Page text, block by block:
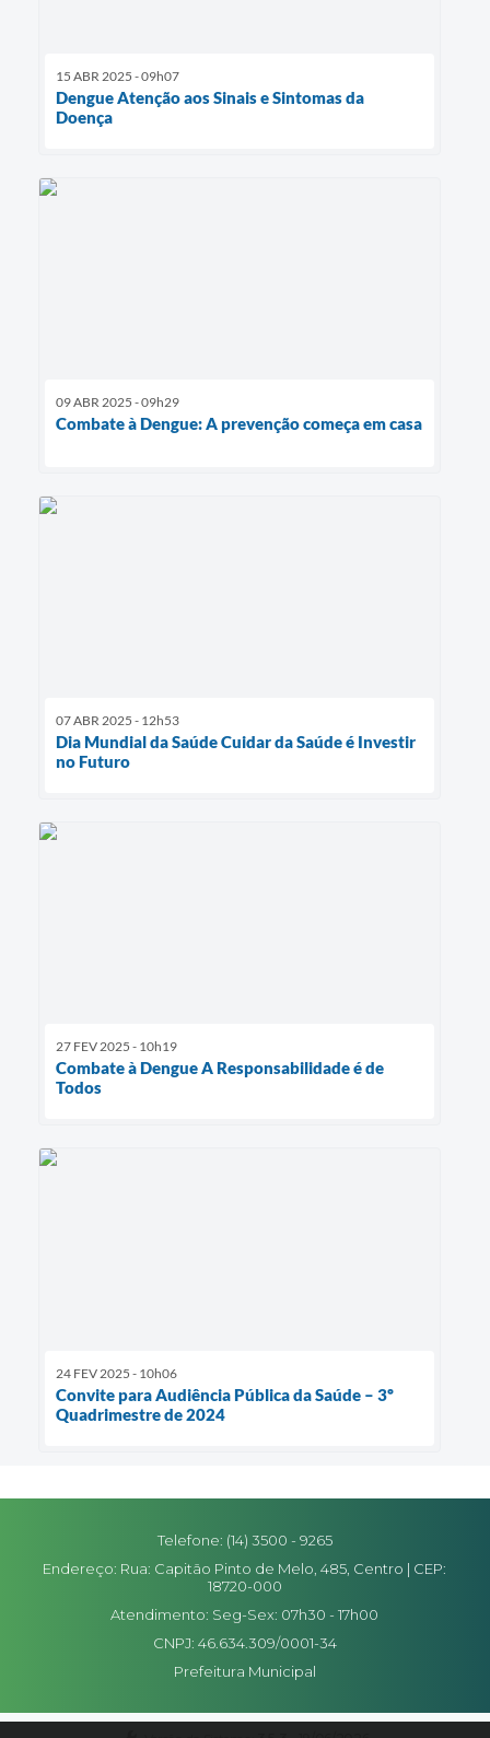
15 ABR 2025 - 09h07
Dengue Atenção aos Sinais e Sintomas da
Doença
09 ABR 2025 - 09h29
Combate à Dengue: A prevenção começa em casa
07 ABR 2025 - 12h53
Dia Mundial da Saúde Cuidar da Saúde é Investir
no Futuro
27 FEV 2025 - 10h19
Combate à Dengue A Responsabilidade é de
Todos
24 FEV 2025 - 10h06
Convite para Audiência Pública da Saúde – 3º
Quadrimestre de 2024
Telefone: (14) 3500 - 9265
Endereço: Rua: Capitão Pinto de Melo, 485, Centro | CEP:
18720-000
Atendimento: Seg-Sex: 07h30 - 17h00
CNPJ: 46.634.309/0001-34
Prefeitura Municipal